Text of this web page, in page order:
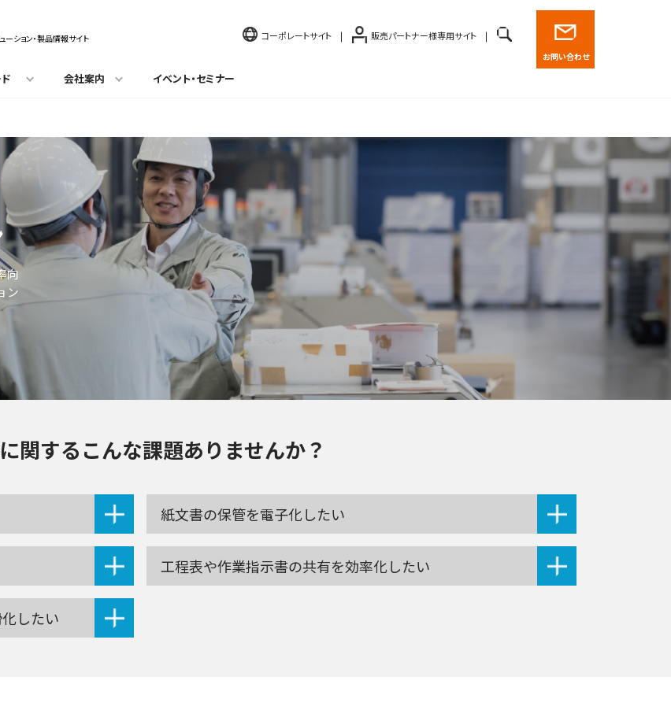
ーション・製品情報サイト コーポレートサイト 販売パートナー様専用サイト
お問い合わせ
会社案内 イベント・セミナー
向
ン
関するこんな課題ありませんか？
紙文書の保管を電子化したい
工程表や作業指示書の共有を効率化したい
したい